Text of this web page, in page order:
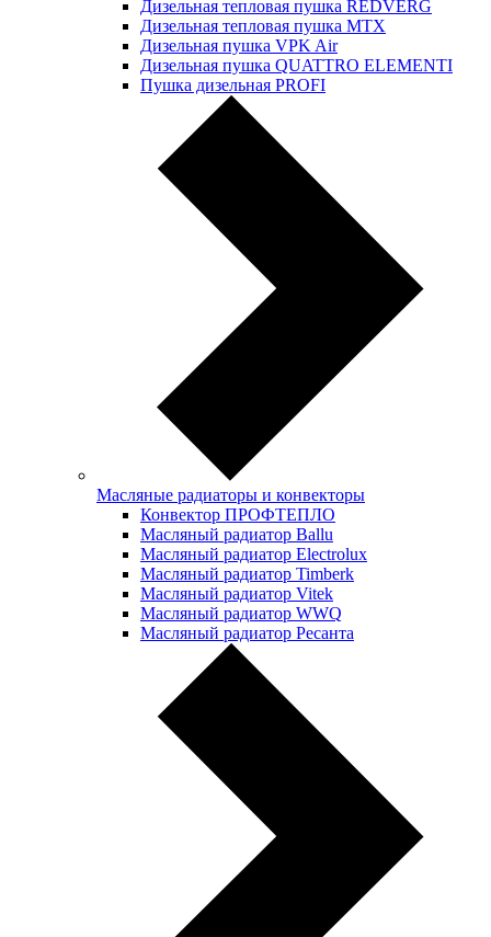
Дизельная тепловая пушка REDVERG
Дизельная тепловая пушка MTX
Дизельная пушка VPK Air
Дизельная пушка QUATTRO ELEMENTI
Пушка дизельная PROFI
Масляные радиаторы и конвекторы
Конвектор ПРОФТЕПЛО
Масляный радиатор Ballu
Масляный радиатор Electrolux
Масляный радиатор Timberk
Масляный радиатор Vitek
Масляный радиатор WWQ
Масляный радиатор Ресанта